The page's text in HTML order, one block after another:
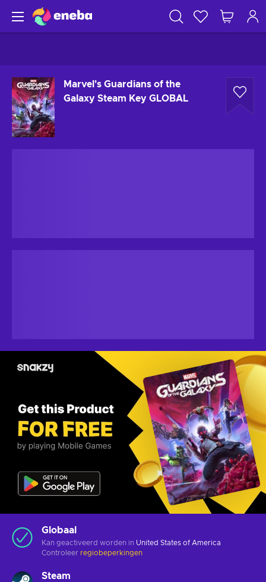
Marvel's Guardians of the
Galaxy Steam Key GLOBAL
Globaal
Kan geactiveerd worden in United States of America
Controleer regiobeperkingen
Steam